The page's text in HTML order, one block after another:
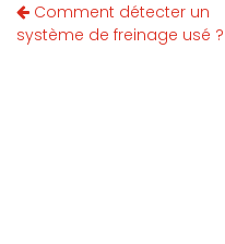
Comment détecter un
système de freinage usé ?